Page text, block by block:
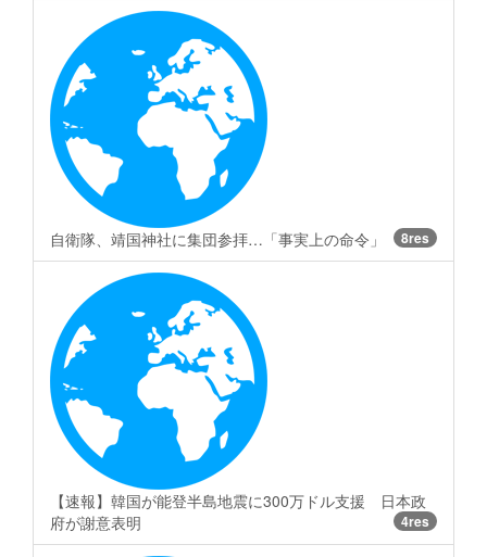
自衛隊、靖国神社に集団参拝…「事実上の命令」 8res
【速報】韓国が能登半島地震に300万ドル支援 日本政
府が謝意表明
4res